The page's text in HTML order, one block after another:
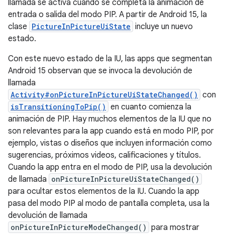
llamada se activa cuando se completa la animación de
entrada o salida del modo PIP. A partir de Android 15, la
clase PictureInPictureUiState incluye un nuevo
estado.
Con este nuevo estado de la IU, las apps que segmentan
Android 15 observan que se invoca la devolución de
llamada
Activity#onPictureInPictureUiStateChanged() con
isTransitioningToPip() en cuanto comienza la
animación de PIP. Hay muchos elementos de la IU que no
son relevantes para la app cuando está en modo PIP, por
ejemplo, vistas o diseños que incluyen información como
sugerencias, próximos videos, calificaciones y títulos.
Cuando la app entra en el modo de PIP, usa la devolución
de llamada onPictureInPictureUiStateChanged()
para ocultar estos elementos de la IU. Cuando la app
pasa del modo PIP al modo de pantalla completa, usa la
devolución de llamada
onPictureInPictureModeChanged() para mostrar